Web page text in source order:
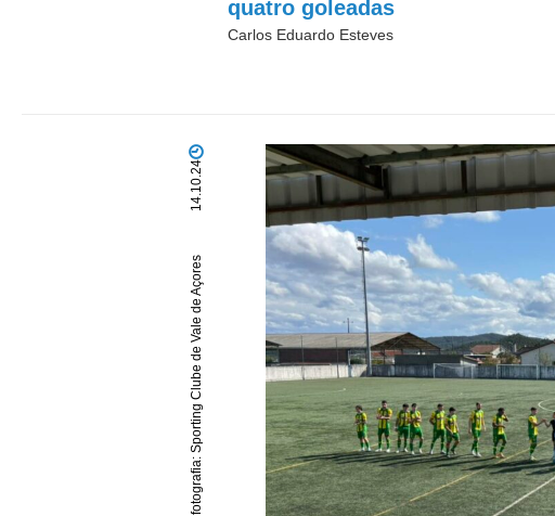
quatro goleadas
Carlos Eduardo Esteves
14.10.24
fotografia: Sporting Clube de Vale de Açores